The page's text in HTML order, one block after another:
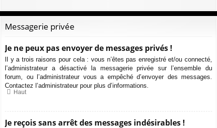
Messagerie privée
Je ne peux pas envoyer de messages privés !
Il y a trois raisons pour cela : vous n’êtes pas enregistré et/ou connecté,
l’administrateur a désactivé la messagerie privée sur l’ensemble du
forum, ou l’administrateur vous a empêché d’envoyer des messages.
Contactez l’administrateur pour plus d’informations.
Haut
Je reçois sans arrêt des messages indésirables !